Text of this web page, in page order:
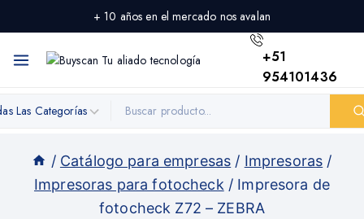
+ 10 años en el mercado nos avalan
+51
954101436
/ Catálogo para empresas / Impresoras /
Impresoras para fotocheck / Impresora de
fotocheck Z72 – ZEBRA